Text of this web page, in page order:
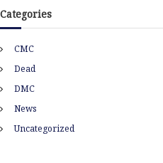
h
e
s
Categories
CMC
Dead
DMC
News
Uncategorized